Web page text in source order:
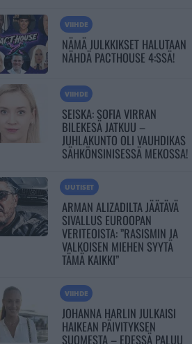
VIIHDE
NÄMÄ JULKKIKSET HALUTAAN
NÄHDÄ PACTHOUSE 4:SSÄ!
VIIHDE
SEISKA: SOFIA VIRRAN
BILEKESÄ JATKUU –
JUHLAKUNTO OLI VAUHDIKAS
SÄHKÖNSINISESSÄ MEKOSSA!
UUTISET
ARMAN ALIZADILTA JÄÄTÄVÄ
SIVALLUS EUROOPAN
VERITEOISTA: ”RASISMIN JA
VALKOISEN MIEHEN SYYTÄ
TÄMÄ KAIKKI”
VIIHDE
JOHANNA HARLIN JULKAISI
HAIKEAN PÄIVITYKSEN
SUOMESTA – EDESSÄ PALUU